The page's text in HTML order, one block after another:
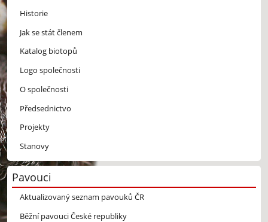
Historie
Jak se stát členem
Katalog biotopů
Logo společnosti
O společnosti
Předsednictvo
Projekty
Stanovy
Pavouci
Aktualizovaný seznam pavouků ČR
Běžní pavouci České republiky